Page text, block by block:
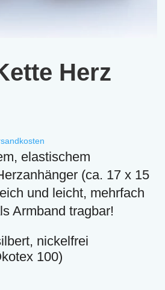
Herz
elastischem
(ca. 17 x 15
und leicht, mehrfach
Armband tragbar!
nickelfrei
100)